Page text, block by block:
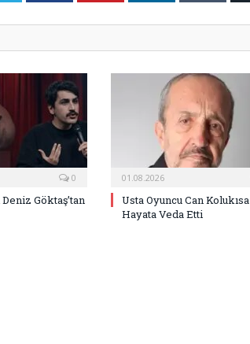
0
Göktaş’tan
01.08.2026
Usta Oyuncu Can Kolukısa
Hayata Veda Etti